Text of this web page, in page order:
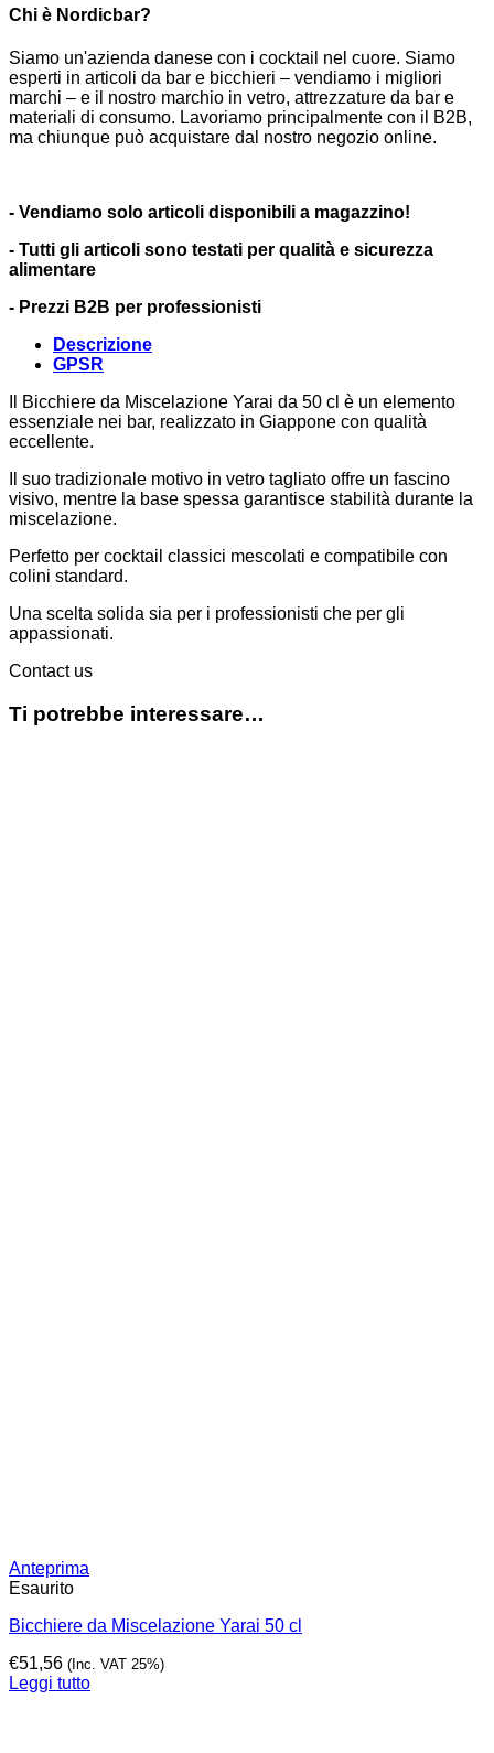
Chi è Nordicbar?
Siamo un'azienda danese con i cocktail nel cuore. Siamo
esperti in articoli da bar e bicchieri – vendiamo i migliori
marchi – e il nostro marchio in vetro, attrezzature da bar e
materiali di consumo. Lavoriamo principalmente con il B2B,
ma chiunque può acquistare dal nostro negozio online.
- Vendiamo solo articoli disponibili a magazzino!
- Tutti gli articoli sono testati per qualità e sicurezza
alimentare
- Prezzi B2B per professionisti
Descrizione
GPSR
Il Bicchiere da Miscelazione Yarai da 50 cl è un elemento
essenziale nei bar, realizzato in Giappone con qualità
eccellente.
Il suo tradizionale motivo in vetro tagliato offre un fascino
visivo, mentre la base spessa garantisce stabilità durante la
miscelazione.
Perfetto per cocktail classici mescolati e compatibile con
colini standard.
Una scelta solida sia per i professionisti che per gli
appassionati.
Contact us
Ti potrebbe interessare…
Anteprima
Esaurito
Bicchiere da Miscelazione Yarai 50 cl
€51,56 (Inc. VAT 25%)
Leggi tutto